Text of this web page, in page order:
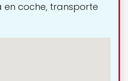
en coche, transporte